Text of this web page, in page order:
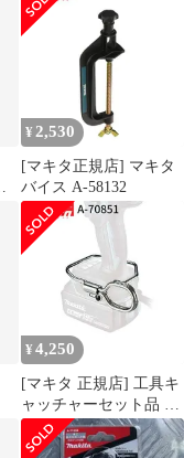
純正 パーツ 部品 正規
品 おすすめ 便利
¥ 2,530
[マキタ正規店] マキタ
バイス A-58132
¥ 4,250
[マキタ 正規店] 工具キ
ャッチャーセット品 A-
70851